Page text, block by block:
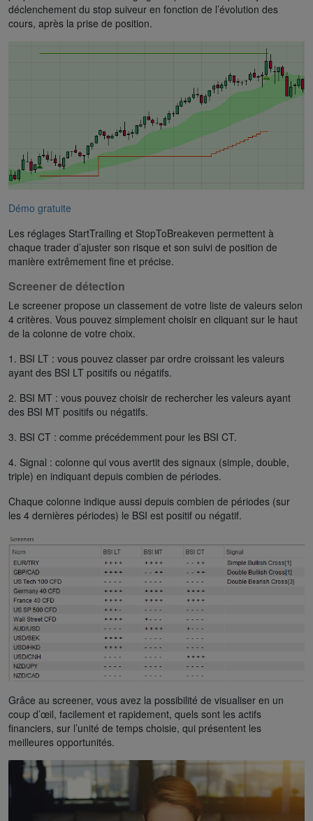
déclenchement du stop suiveur en fonction de l’évolution des
cours, après la prise de position.
Démo gratuite
Les réglages StartTrailing et StopToBreakeven permettent à
chaque trader d’ajuster son risque et son suivi de position de
manière extrêmement fine et précise.
Screener de détection
Le screener propose un classement de votre liste de valeurs selon
4 critères. Vous pouvez simplement choisir en cliquant sur le haut
de la colonne de votre choix.
1. BSI LT : vous pouvez classer par ordre croissant les valeurs
ayant des BSI LT positifs ou négatifs.
2. BSI MT : vous pouvez choisir de rechercher les valeurs ayant
des BSI MT positifs ou négatifs.
3. BSI CT : comme précédemment pour les BSI CT.
4. Signal : colonne qui vous avertit des signaux (simple, double,
triple) en indiquant depuis combien de périodes.
Chaque colonne indique aussi depuis combien de périodes (sur
les 4 dernières périodes) le BSI est positif ou négatif.
Grâce au screener, vous avez la possibilité de visualiser en un
coup d’œil, facilement et rapidement, quels sont les actifs
financiers, sur l’unité de temps choisie, qui présentent les
meilleures opportunités.